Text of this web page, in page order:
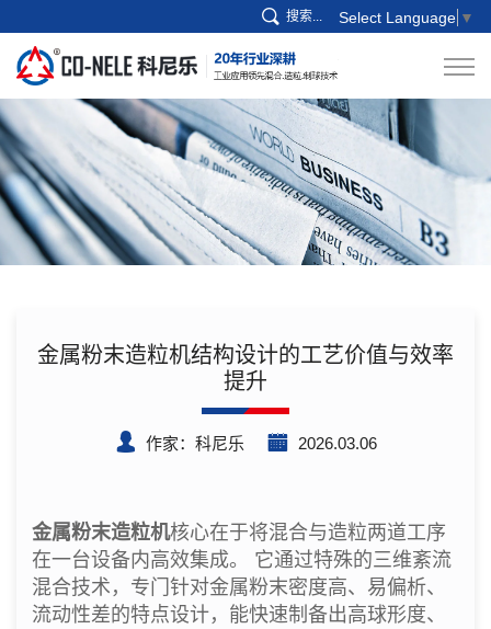
搜索... Select Language ▼
金属粉末造粒机结构设计的工艺价值与效率
提升
作家：科尼乐 2026.03.06
金属粉末造粒机核心在于将混合与造粒两道工序
在一台设备内高效集成。 它通过特殊的三维紊流
混合技术，专门针对金属粉末密度高、易偏析、
流动性差的特点设计，能快速制备出高球形度、